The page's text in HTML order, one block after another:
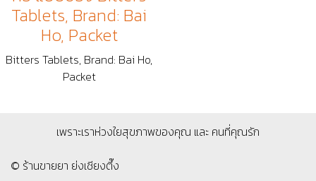
Tablets, Brand: Bai
Ho, Packet
Bitters Tablets, Brand: Bai Ho,
Packet
เพราะเราห่วงใยสุขภาพของคุณ และ คนที่คุณรัก
© ร้านขายยา ย่งเชียงตึ๊ง